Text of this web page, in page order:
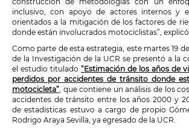
inclusivo, con apoyo de actores internos y
orientados a la mitigación de los factores de
donde están involucrados motociclistas”,
Como parte de esta estrategia, este martes 19
de la Investigación de la UCR se presentó a la
el estudio titulado “Estimación de los años de
perdidos por accidentes de tránsito donde
motocicleta”, que contiene un análisis de los
accidentes de tránsito entre los años 2000 y
de estadísticas estuvo a cargo de propio
Rodrigo Araya Sevilla, ya egresado de la UCR.